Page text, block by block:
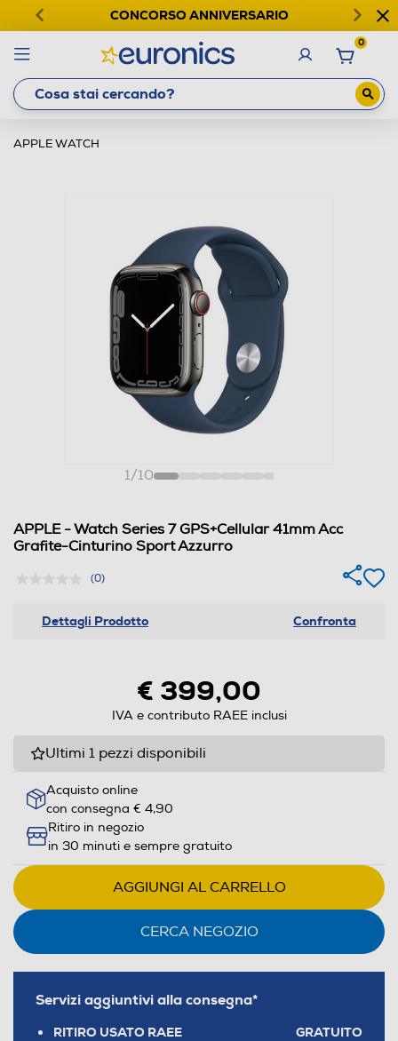
CONCORSO ANNIVERSARIO
0
APPLE WATCH
1/10
APPLE - Watch Series 7 GPS+Cellular 41mm Acc
Grafite-Cinturino Sport Azzurro
(0)
Dettagli Prodotto Confronta
€ 399,00
IVA e contributo RAEE inclusi
Ultimi 1 pezzi disponibili
Acquisto online
con consegna € 4,90
Ritiro in negozio
in 30 minuti e sempre gratuito
AGGIUNGI AL CARRELLO
CERCA NEGOZIO
Servizi aggiuntivi alla consegna*
RITIRO USATO RAEE GRATUITO